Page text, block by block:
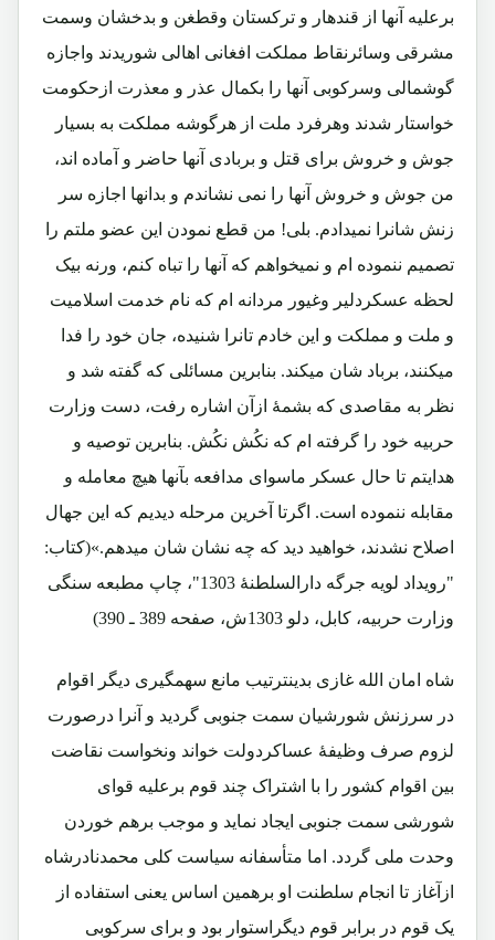
برعلیه آنها از قندهار و ترکستان وقطغن و بدخشان وسمت
مشرقی وسائرنقاط مملکت افغانی اهالی شوریدند واجازه
گوشمالی وسرکوبی آنها را بکمال عذر و معذرت ازحکومت
خواستار شدند وهرفرد ملت از هرگوشه مملکت به بسیار
جوش و خروش برای قتل و بربادی آنها حاضر و آماده اند،
من جوش و خروش آنها را نمی نشاندم و بدانها اجازه سر
زنش شانرا نمیدادم. بلی! من قطع نمودن این عضو ملتم را
تصمیم ننموده ام و نمیخواهم که آنها را تباه کنم، ورنه بیک
لحظه عسکردلیر وغیور مردانه ام که نام خدمت اسلامیت
و ملت و مملکت و این خادم تانرا شنیده، جان خود را فدا
میکنند، برباد شان میکند. بنابرین مسائلی که گفته شد و
نظر به مقاصدی که بشمۀ ازآن اشاره رفت، دست وزارت
حربیه خود را گرفته ام که نکُش نکُش. بنابرین توصیه و
هدایتم تا حال عسکر ماسوای مدافعه بآنها هیچ معامله و
مقابله ننموده است. اگرتا آخرین مرحله دیدیم که این جهال
اصلاح نشدند، خواهید دید که چه نشان شان میدهم.»(کتاب:
"رویداد لویه جرگه دارالسلطنۀ 1303"، چاپ مطبعه سنگی
وزارت حربیه، کابل، دلو 1303ش، صفحه 389 ـ 390)
شاه امان الله غازی بدینترتیب مانع سهمگیری دیگر اقوام
در سرزنش شورشیان سمت جنوبی گردید و آنرا درصورت
لزوم صرف وظیفۀ عساکردولت خواند ونخواست نقاضت
بین اقوام کشور را با اشتراک چند قوم برعلیه قوای
شورشی سمت جنوبی ایجاد نماید و موجب برهم خوردن
وحدت ملی گردد. اما متأسفانه سیاست کلی محمدنادرشاه
ازآغاز تا انجام سلطنت او برهمین اساس یعنی استفاده از
یک قوم در برابر قوم دیگراستوار بود و برای سرکوبی